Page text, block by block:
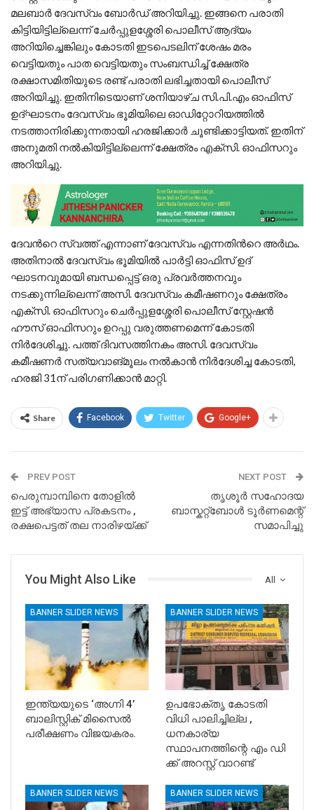
മലബാർ ദേവസ്വം ബോർഡ്​ അറിയിച്ചു. ഇങ്ങനെ പരാതി
കിട്ടിയിട്ടില്ലെന്ന്​ ചേർപ്പുളശ്ശേരി ​പൊലീസ്​ ആദ്യം
അറിയിച്ചെങ്കിലും കോടതി ഇടപെടലിന്​ ശേഷം മരം
വെട്ടിയതും പാത വെട്ടിയതും സംബന്ധിച്ച് ക്ഷേത്ര
രക്ഷാസമിതിയുടെ രണ്ട്​ പരാതി ലഭിച്ചതായി പൊലീസ്​
അറിയിച്ചു. ഇതിനിടെയാണ്​ ശനിയാഴ്ച സി.പി.എം ഓഫിസ്​
ഉദ്​ഘാടനം ദേവസ്വം ഭൂമിയിലെ ഓഡിറ്റോറിയത്തിൽ
നടത്താനിരിക്കുന്നതായി ഹരജിക്കാർ ചൂണ്ടിക്കാട്ടിയത്​. ഇതിന്​​
അനുമതി നൽകിയിട്ടില്ലെന്ന്​ ക്ഷേത്രം എക്സി. ഓഫിസറും
അറിയിച്ചു.
ദേവന്‍റെ സ്വത്ത്​ എന്നാണ്​ ദേവസ്വം എന്നതിന്‍റെ അർഥം.
അതിനാൽ ദേവസ്വം ഭൂമിയിൽ പാർട്ടി ഓഫിസ്​ ഉദ്​
ഘാടനവുമായി ബന്ധപ്പെട്ട്​ ഒരു പ്രവർത്തനവും
നടക്കുന്നില്ലെന്ന്​ ​അസി. ദേവസ്വം കമീഷണറും ക്ഷേത്രം
എക്സി. ഓഫിസറും ചെർപ്പുളശ്ശേരി പൊലീസ്​ സ്റ്റേഷൻ
ഹൗസ്​ ഓഫിസറും ഉറപ്പു വരുത്തണമെന്ന്​ കോടതി
നിർദേശിച്ചു. പത്ത്​ ദിവസത്തിനകം അസി. ദേവസ്വം
കമീഷണർ സത്യവാങ്​മൂലം നൽകാൻ നിർദേശിച്ച കോടതി,
ഹരജി 31ന്​ പരിഗണിക്കാൻ മാറ്റി.
Share Facebook Twitter Google+
PREV POST
പെരുമ്പാമ്പിനെ തോളിൽ
ഇട്ട് അഭ്യാസ പ്രകടനം ,
രക്ഷപെട്ടത് തല നാരിഴയ്ക്ക്
NEXT POST
തൃശൂർ സഹോദയ
ബാസ്കറ്റ്ബോൾ ടൂർണമെന്റ്
സമാപിച്ചു
All
You Might Also Like
BANNER SLIDER NEWS
ഇന്ത്യയുടെ ‘അഗ്നി 4’
ബാലിസ്റ്റിക് മിസൈൽ
പരീക്ഷണം വിജയകരം.
BANNER SLIDER NEWS
ഉപഭോക്തൃ കോടതി
വിധി പാലിച്ചില്ല ,
ധനകാര്യ
സ്ഥാപനത്തിന്റെ എം ഡി
ക്ക് അറസ്റ്റ് വാറണ്ട്
BANNER SLIDER NEWS BANNER SLIDER NEWS